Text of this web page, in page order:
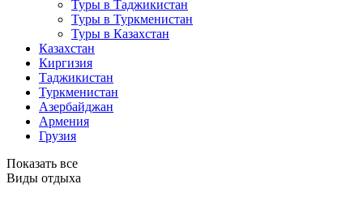
Туры в Таджикистан
Туры в Туркменистан
Туры в Казахстан
Казахстан
Киргизия
Таджикистан
Туркменистан
Азербайджан
Армения
Грузия
Показать все
Виды отдыха